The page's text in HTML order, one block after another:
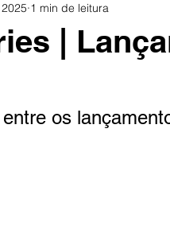
|
1 min de leitura
os